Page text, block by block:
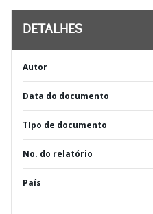
DETALHES
Autor
Data do documento
TIpo de documento
No. do relatório
País